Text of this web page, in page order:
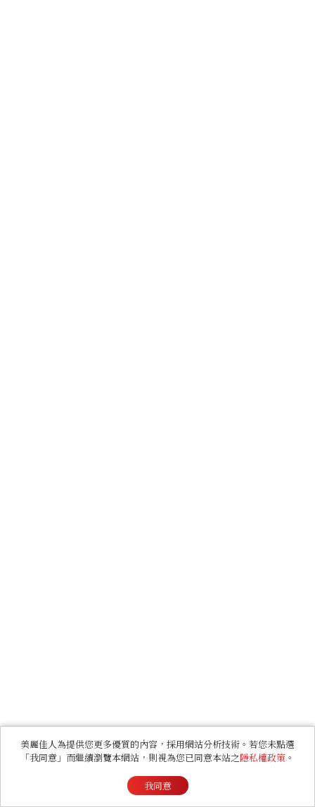
美麗佳人為提供您更多優質的內容，採用網站分析技術。若您未點選
「我同意」而繼續瀏覽本網站，則視為您已同意本站之隱私權政策 。
我同意